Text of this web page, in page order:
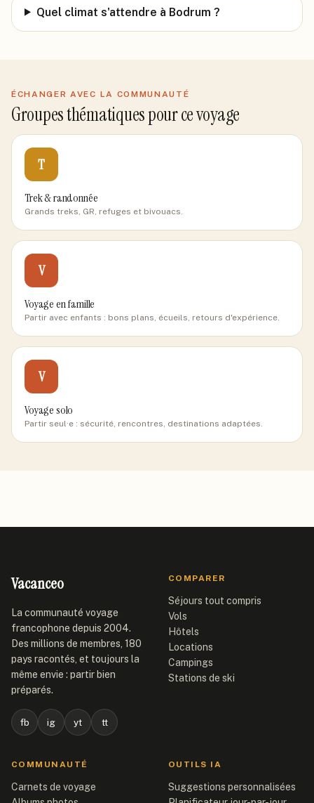
Quel climat s'attendre à Bodrum ?
ÉCHANGER AVEC LA COMMUNAUTÉ
Groupes thématiques pour ce voyage
T
Trek & randonnée
Grands treks, GR, refuges et bivouacs.
V
Voyage en famille
Partir avec enfants : bons plans, écueils, retours d'expérience.
V
Voyage solo
Partir seul·e : sécurité, rencontres, destinations adaptées.
Vacanceo
La communauté voyage
francophone depuis 2004.
Des millions de membres, 180
pays racontés, et toujours la
même envie : partir bien
préparés.
fb ig yt tt
COMPARER
Séjours tout compris
Vols
Hôtels
Locations
Campings
Stations de ski
COMMUNAUTÉ
Carnets de voyage
OUTILS IA
Suggestions personnalisées